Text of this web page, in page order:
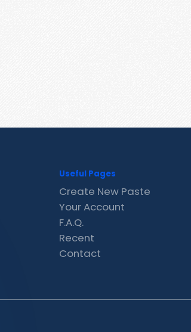
Useful Pages
Create New Paste
Your Account
F.A.Q.
Recent
Contact